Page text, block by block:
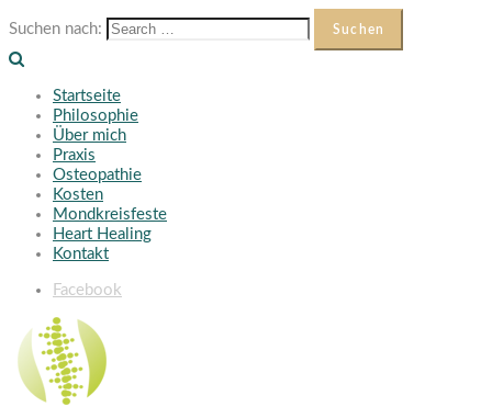
Suchen nach:
Startseite
Philosophie
Über mich
Praxis
Osteopathie
Kosten
Mondkreisfeste
Heart Healing
Kontakt
Facebook